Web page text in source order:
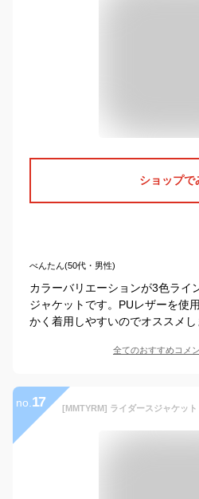
ショップで
べんたん(50代・男性)
カラーバリエーションが3色ライ
ジャケットです。PUレザーを使
かく着用しやすいのでオススメし
全てのおすすめコメ
no. 17